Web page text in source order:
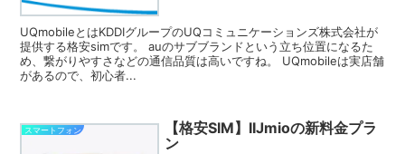
UQmobileとはKDDIグループのUQコミュニケーションズ株式会社が
提供する格安simです。 auのサブブランドという立ち位置になるた
め、繋がりやすさなどの通信品質は高いですね。 UQmobileは実店舗
があるので、初心者...
スマートフォン
【格安SIM】IIJmioの新料金プラ
ン